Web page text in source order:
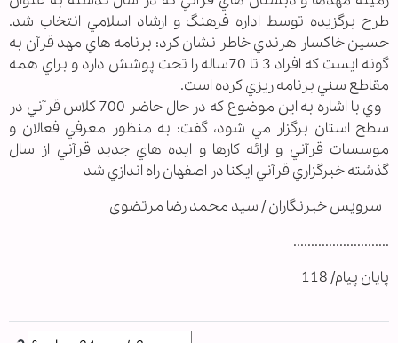
طرح برگزيده توسط اداره فرهنگ و ارشاد اسلامي انتخاب شد.
حسين خاکسار هرندي خاطر نشان کرد: برنامه هاي مهد قرآن به
گونه ايست که افراد 3 تا 70ساله را تحت پوشش دارد و براي همه
مقاطع سني برنامه ريزي کرده است.
وي با اشاره به اين موضوع که در حال حاضر 700 کلاس قرآني در
سطح استان برگزار مي شود، گفت: به منظور معرفي فعالان و
موسسات قرآني و ارائه کارها و ايده هاي جديد قرآني از سال
گذشته خبرگزاري قرآني ايکنا در اصفهان راه اندازي شد
سرویس خبرنگاران / سید محمد رضا مرتضوی
...........................
پایان پیام/ 118